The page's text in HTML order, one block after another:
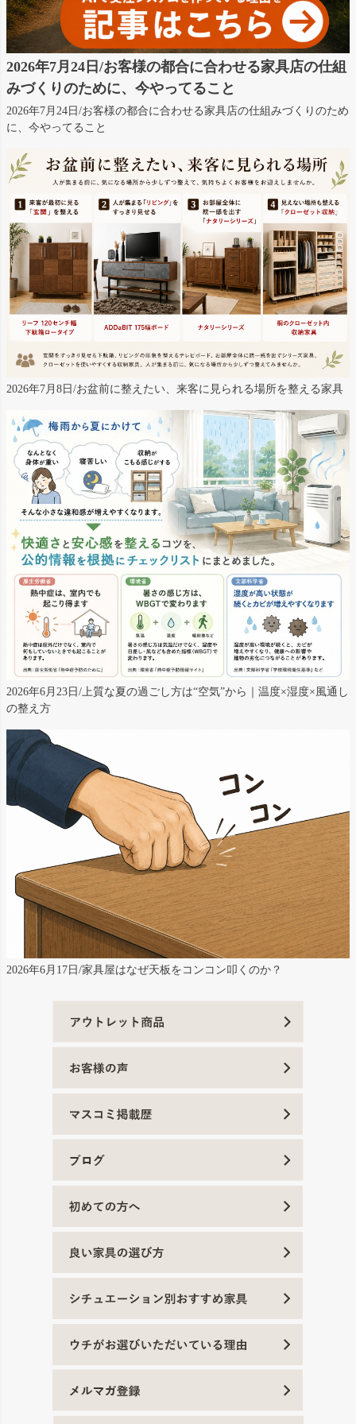
2026年7月24日/お客様の都合に合わせる家具店の仕組
みづくりのために、今やってること
2026年7月24日/お客様の都合に合わせる家具店の仕組みづくりのため
に、今やってること
2026年7月8日/お盆前に整えたい、来客に見られる場所を整える家具
2026年6月23日/上質な夏の過ごし方は“空気”から｜温度×湿度×風通し
の整え方
2026年6月17日/家具屋はなぜ天板をコンコン叩くのか？